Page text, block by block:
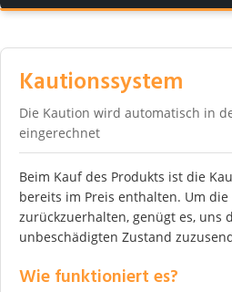
Kautionssystem
Die Kaution wird automatisch in
eingerechnet
Beim Kauf des Produkts ist die
bereits im Preis enthalten. Um die
zurückzuerhalten, genügt es, uns
unbeschädigten Zustand
Wie funktioniert es?